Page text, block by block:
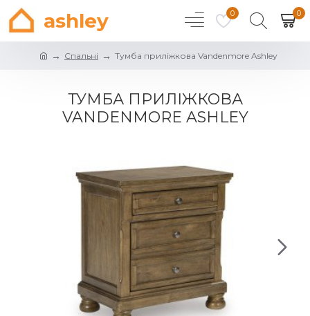
ashley 0 0
Спальні Тумба приліжкова Vandenmore Ashley
ТУМБА ПРИЛІЖКОВА
VANDENMORE ASHLEY